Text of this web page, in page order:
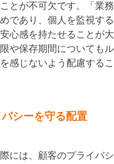
ことが不可欠です。「業
であり、個人を監視す
心感を持たせることが
や保存期間についても
感じないよう配慮する
シーを守る配置
には、顧客のプライバ